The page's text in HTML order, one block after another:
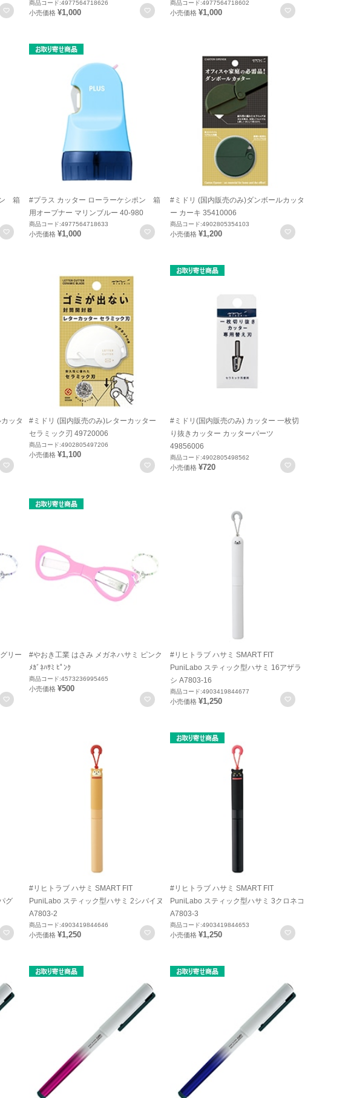
お気に入りに登録
商品コード:4977564718626
小売価格 ¥1,000 お気に入りに登録
商品コード:4977564718602
小売価格 ¥1,000
ン 箱
お気に入りに登録
#プラス カッター ローラーケシポン 箱
用オープナー マリンブルー 40-980
商品コード:4977564718633
小売価格 ¥1,000 お気に入りに登録
#ミドリ (国内販売のみ)ダンボールカッタ
ー カーキ 35410006
商品コード:4902805354103
小売価格 ¥1,200
ッタ
#ミドリ (国内販売のみ)レターカッター
セラミック刃 49720006
商品コード:4902805497206
小売価格 ¥1,100
お気に入りに登録
#ミドリ(国内販売のみ) カッター 一枚切
り抜きカッター カッターパーツ
49856006
商品コード:4902805498562
小売価格 ¥720
リー
#やおき工業 はさみ メガネハサミ ピンク
ﾒｶﾞﾈﾊｻﾐ ﾋﾟﾝｸ
商品コード:4573236995465
小売価格 ¥500
お気に入りに登録
#リヒトラブ ハサミ SMART FIT
PuniLabo スティック型ハサミ 16アザラ
シ A7803-16
商品コード:4903419844677
小売価格 ¥1,250
グ
お気に入りに登録
#リヒトラブ ハサミ SMART FIT
PuniLabo スティック型ハサミ 2シバイヌ
A7803-2
商品コード:4903419844646
小売価格 ¥1,250 お気に入りに登録
#リヒトラブ ハサミ SMART FIT
PuniLabo スティック型ハサミ 3クロネコ
A7803-3
商品コード:4903419844653
小売価格 ¥1,250